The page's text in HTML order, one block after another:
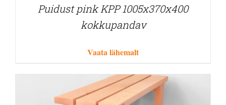
Puidust pink KPP 1005x370x400
kokkupandav
Vaata lähemalt